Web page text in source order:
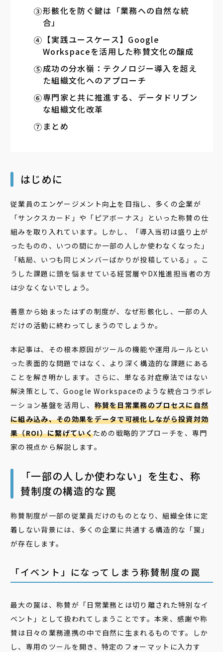
形骸化を防ぐ鍵は「業務への自然な統
合」
【実践ユースケース】Google
Workspaceを活用した称賛文化の醸成
成功の分水嶺：テクノロジー導入を超え
た組織文化へのアプローチ
専門家と共に推進する、データドリブン
な組織文化改革
まとめ
はじめに
従業員のエンゲージメント向上を目指し、多くの企業が
「サンクスカード」や「ピアボーナス」といった称賛の仕
組みを取り入れています。しかし、「導入当初は盛り上が
ったものの、いつの間にか一部の人しか使わなくなった」
「結局、いつも同じメンバーばかりが投稿している」――。こ
うした課題に頭を悩ませている経営層やDX推進担当者の方
は少なくないでしょう。
善意から始まったはずの制度が、なぜ形骸化し、一部の人
だけの活動に終わってしまうのでしょうか。
本記事は、その根本原因がツールの機能や運用ルールとい
った表面的な問題ではなく、より深く構造的な課題にある
ことを解き明かします。さらに、単なる対症療法ではない
解決策として、Google Workspaceのような統合コラボレ
ーション基盤を活用し、 称賛を日常業務のプロセスに自然
に組み込み、その効果をデータで可視化しながら投資対効
果（ROI）に繋げていくための戦略的アプローチを、専門
家の視点から解説します。
「一部の人しか使わない」を生む、称
賛制度の構造的な罠
称賛制度が一部の従業員だけのものとなり、組織全体に定
着しない背景には、多くの企業に共通する構造的な「罠」
が存在します。
「イベント」になってしまう称賛制度の罠
最大の罠は、称賛が「日常業務とは切り離された特別なイ
ベント」として扱われてしまうことです。本来、感謝や称
賛は日々の業務連携の中で自然に生まれるものです。しか
し、専用のツールを開き、特定のフォーマットに入力す